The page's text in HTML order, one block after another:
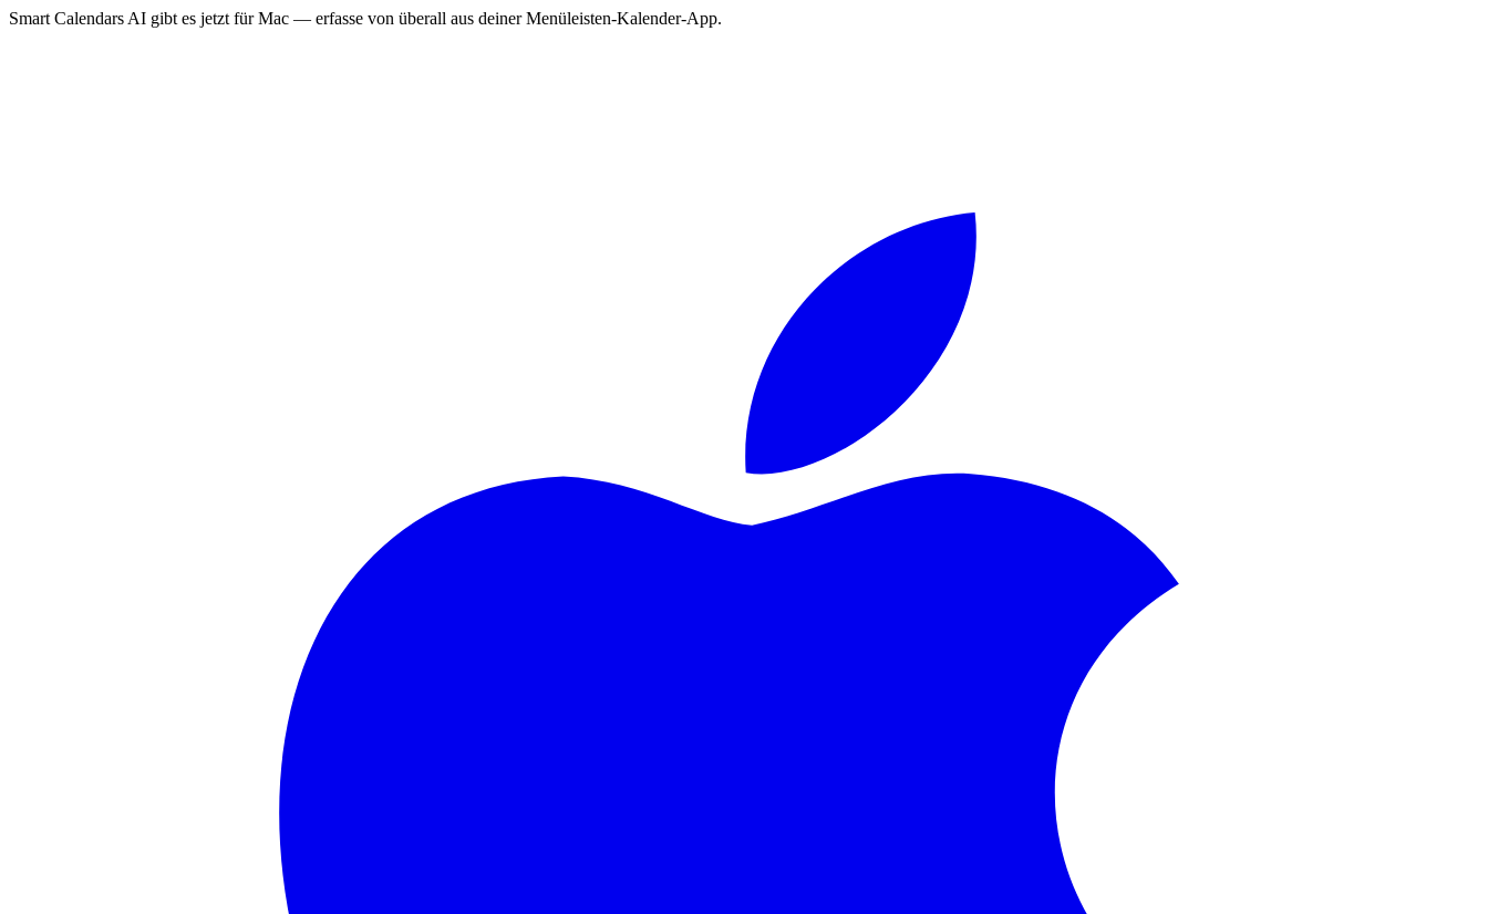
Smart Calendars AI gibt es jetzt für Mac — erfasse von überall aus deiner Menüleisten-Kalender-App.